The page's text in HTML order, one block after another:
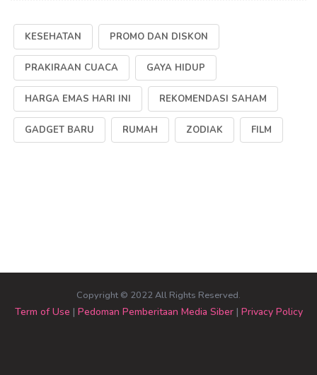
KESEHATAN PROMO DAN DISKON
PRAKIRAAN CUACA GAYA HIDUP
HARGA EMAS HARI INI REKOMENDASI SAHAM
GADGET BARU RUMAH ZODIAK FILM
Copyright © 2022 All Rights Reserved.
Term of Use | Pedoman Pemberitaan Media Siber| Privacy Policy